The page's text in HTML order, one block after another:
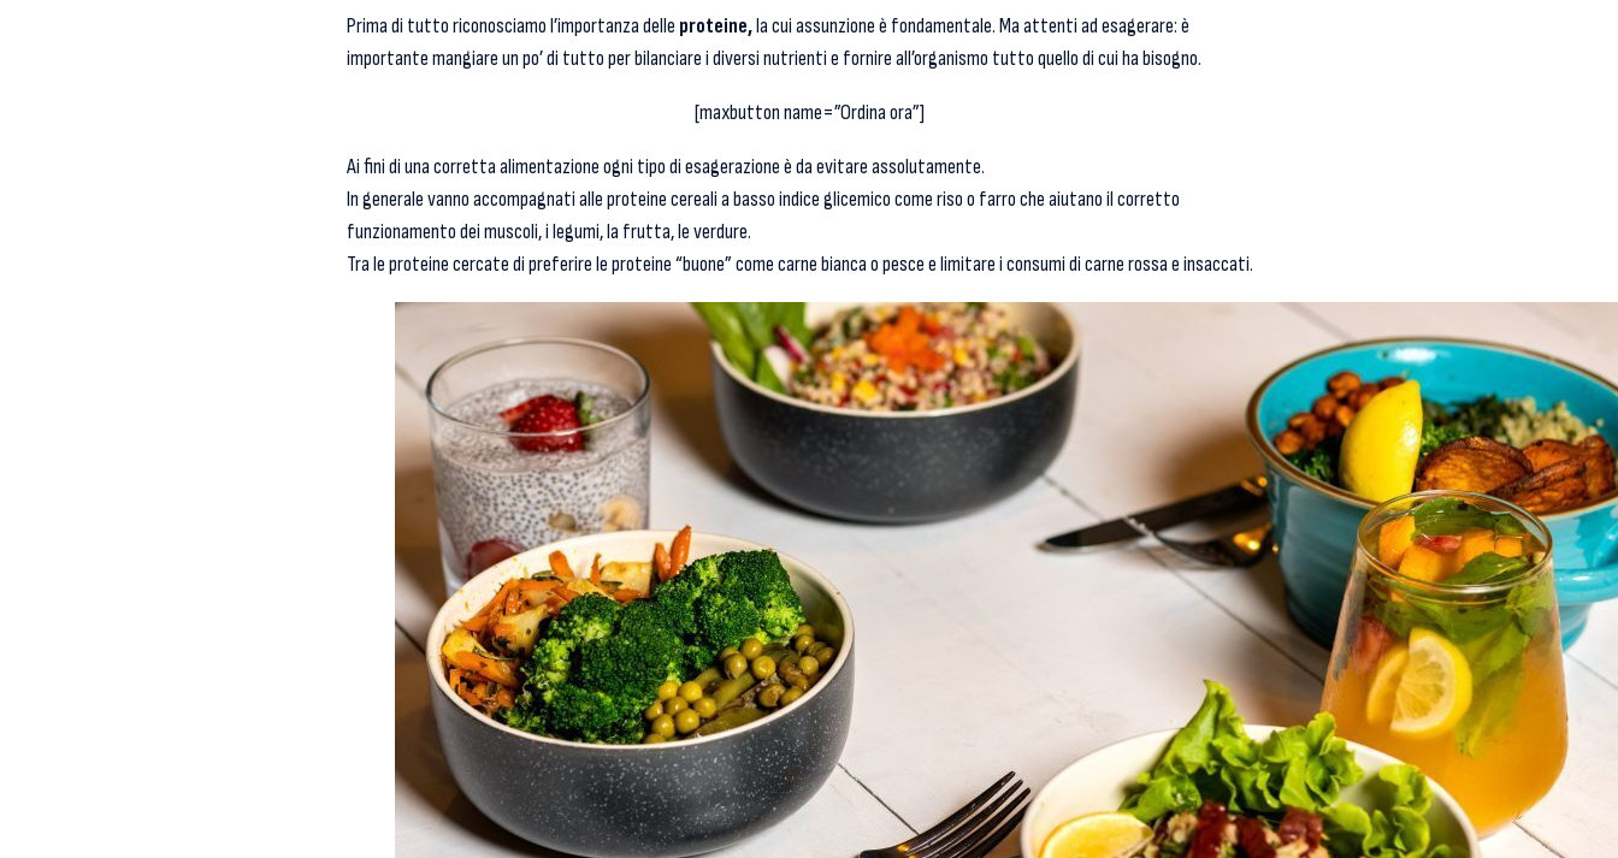
Prima di tutto riconosciamo l’importanza delle proteine,la cui assunzione è fondamentale. Ma attenti ad esagerare: è
importante mangiare un po’ di tutto per bilanciare i diversi nutrienti e fornire all’organismo tutto quello di cui ha bisogno.
[maxbutton name=”Ordina ora”]
Ai fini di una corretta alimentazione ogni tipo di esagerazione è da evitare assolutamente.
In generale vanno accompagnati alle proteine cereali a basso indice glicemico come riso o farro che aiutano il corretto
funzionamento dei muscoli, i legumi, la frutta, le verdure.
Tra le proteine cercate di preferire le proteine “buone” come carne bianca o pesce e limitare i consumi di carne rossa e insaccati.